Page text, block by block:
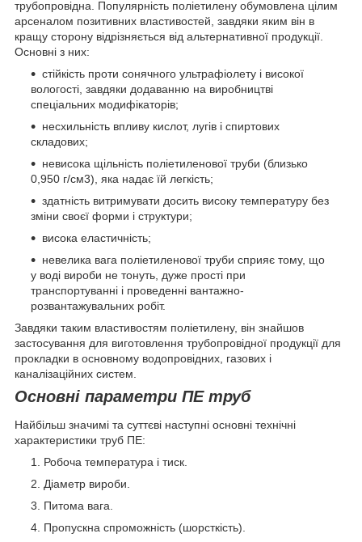
трубопровідна. Популярність поліетилену обумовлена цілим
арсеналом позитивних властивостей, завдяки яким він в
кращу сторону відрізняється від альтернативної продукції.
Основні з них:
стійкість проти сонячного ультрафіолету і високої
вологості, завдяки додаванню на виробництві
спеціальних модифікаторів;
несхильність впливу кислот, лугів і спиртових
складових;
невисока щільність поліетиленової труби (близько
0,950 г/см3), яка надає їй легкість;
здатність витримувати досить високу температуру без
зміни своєї форми і структури;
висока еластичність;
невелика вага поліетиленової труби сприяє тому, що
у воді вироби не тонуть, дуже прості при
транспортуванні і проведенні вантажно-
розвантажувальних робіт.
Завдяки таким властивостям поліетилену, він знайшов
застосування для виготовлення трубопровідної продукції для
прокладки в основному водопровідних, газових і
каналізаційних систем.
Основні параметри ПЕ труб
Найбільш значимі та суттєві наступні основні технічні
характеристики труб ПЕ:
Робоча температура і тиск.
Діаметр вироби.
Питома вага.
Пропускна спроможність (шорсткість).